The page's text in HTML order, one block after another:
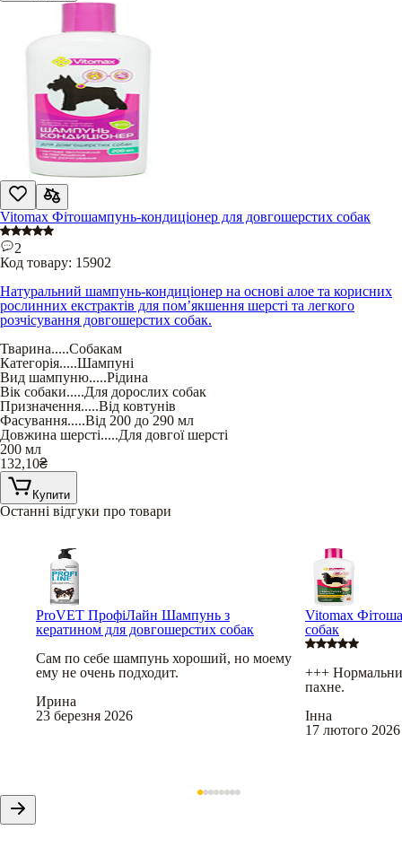
Vitomax Фітошампунь-кондиціонер для довгошерстих собак
2
Код товару: 15902
Натуральний шампунь-кондиціонер на основі алое та корисних
рослинних екстрактів для пом’якшення шерсті та легкого
розчісування довгошерстих собак.
Тварина.....Собакам
Категорія.....Шампуні
Вид шампуню.....Рідина
Вік собаки.....Для дорослих собак
Призначення.....Від ковтунів
Фасування.....Від 200 до 290 мл
Довжина шерсті.....Для довгої шерсті
200 мл
132,10₴
Купити
Останні відгуки про товари
ProVET ПрофіЛайн Шампунь з
кератином для довгошерстих собак
Сам по себе шампунь хороший, но моему
ему не очень подходит.
Ирина
23 березня 2026
Vitomax
собак
+++
пахне.
Інна
17 лютого 2026